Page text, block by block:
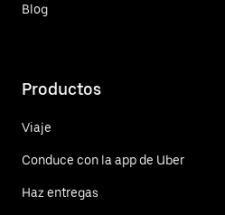
Blog
Productos
Viaje
Conduce con la app de Uber
Haz entregas